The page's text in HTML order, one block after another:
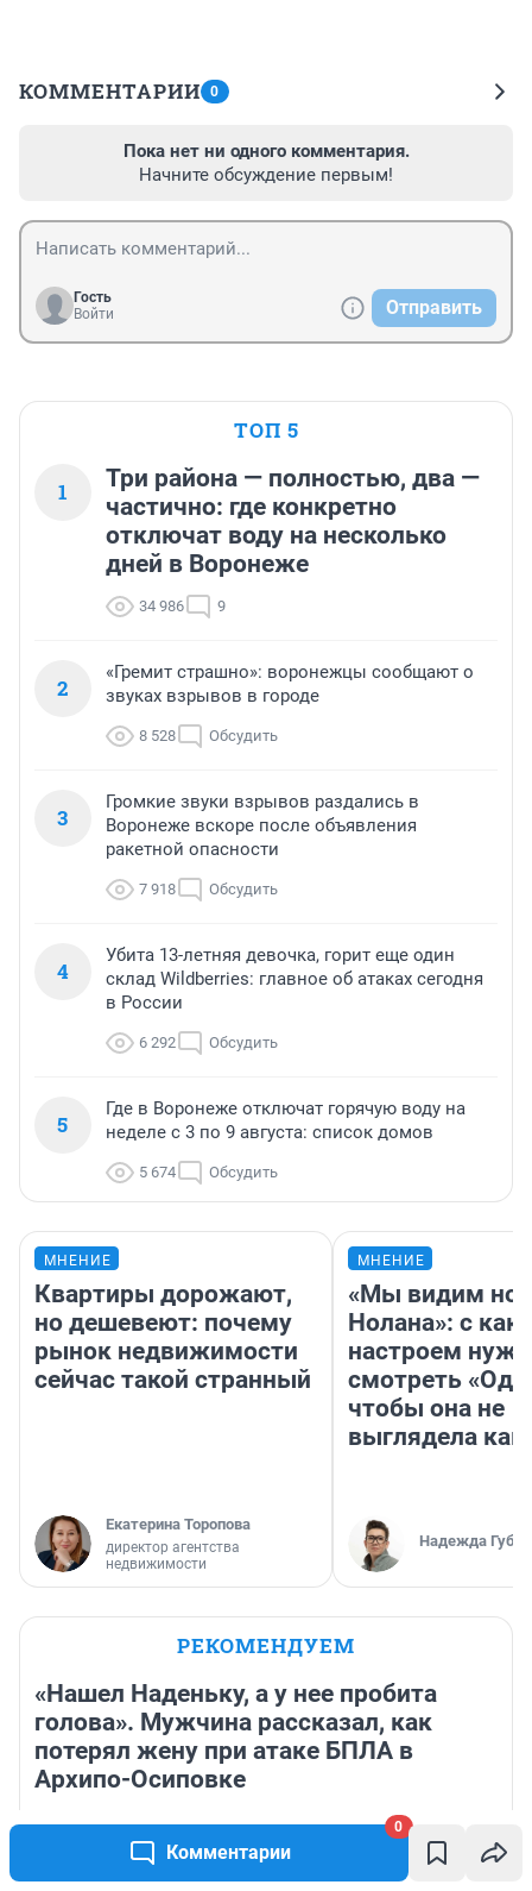
Комментарии
0
КОММЕНТАРИИ 0
Пока нет ни одного комментария.
Начните обсуждение первым!
Гость
Войти
Отправить
ТОП 5
1
Три района — полностью, два —
частично: где конкретно
отключат воду на несколько
дней в Воронеже
34 986 9
2
«Гремит страшно»: воронежцы сообщают о
звуках взрывов в городе
8 528 Обсудить
3
Громкие звуки взрывов раздались в
Воронеже вскоре после объявления
ракетной опасности
7 918 Обсудить
4
Убита 13-летняя девочка, горит еще один
склад Wildberries: главное об атаках сегодня
в России
6 292 Обсудить
5
Где в Воронеже отключат горячую воду на
неделе с 3 по 9 августа: список домов
5 674 Обсудить
МНЕНИЕ
Квартиры дорожают,
но дешевеют: почему
рынок недвижимости
сейчас такой странный
Екатерина Торопова
директор агентства
недвижимости
МНЕНИЕ
«Мы видим
Нолана»: с
настроем
смотреть
чтобы она не
выглядела как
Надежда
РЕКОМЕНДУЕМ
«Нашел Наденьку, а у нее пробита
голова». Мужчина рассказал, как
потерял жену при атаке БПЛА в
Архипо-Осиповке
7 часов 10 730 1
Знаменитая тикток-блогер, рассказывавшая о борьбе
с редкой формой рака, умерла в возрасте 26 лет